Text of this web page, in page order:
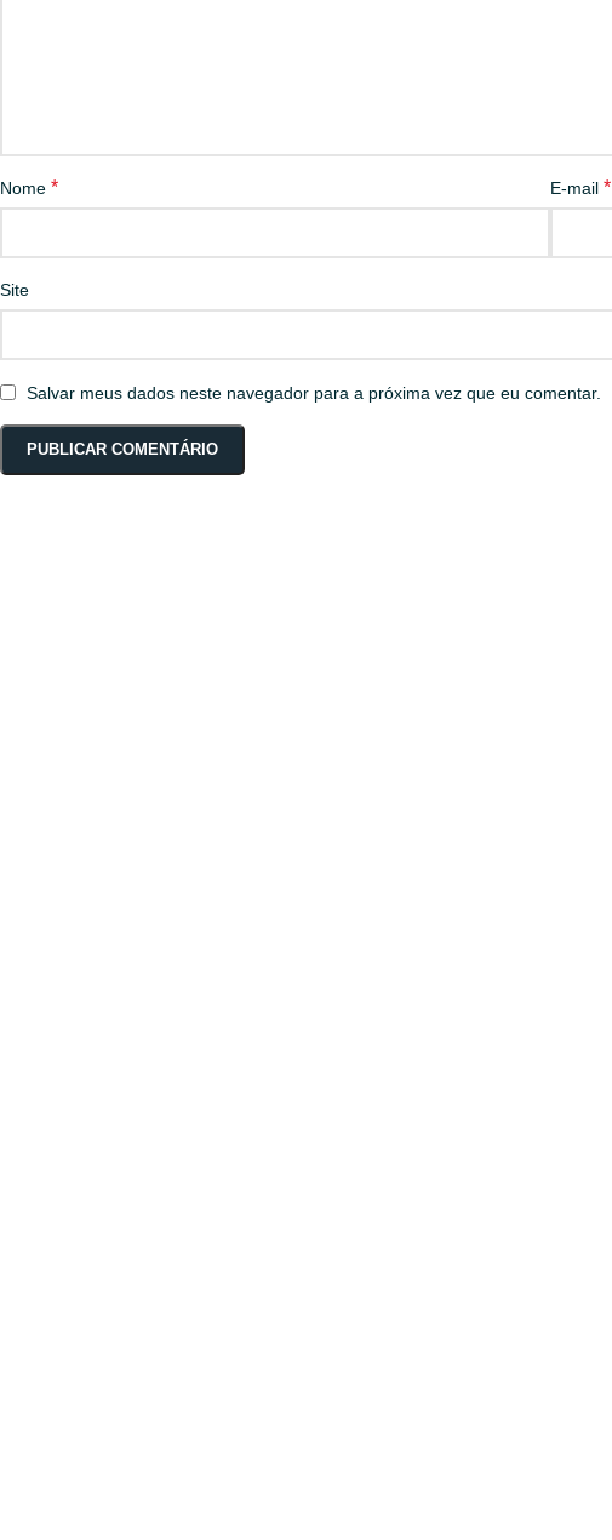
Nome * E-mail*
Site
Salvar meus dados neste navegador para a próxima vez que eu comentar.